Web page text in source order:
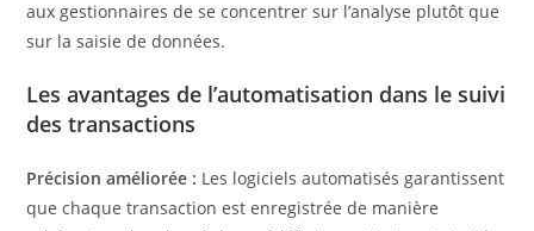
aux gestionnaires de se concentrer sur l’analyse plutôt que
sur la saisie de données.
Les avantages de l’automatisation dans le suivi
des transactions
Précision améliorée : Les logiciels automatisés garantissent
que chaque transaction est enregistrée de manière